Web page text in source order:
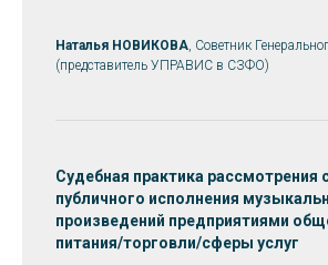
Наталья НОВИКОВА, Советник
(представитель УПРАВИС в СЗФО)
Судебная практика рассмотрения
публичного исполнения
произведений предприятиями
питания/торговли/сферы услуг